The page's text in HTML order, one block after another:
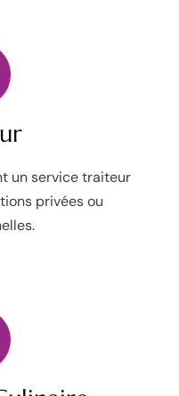
un service traiteur
privées ou